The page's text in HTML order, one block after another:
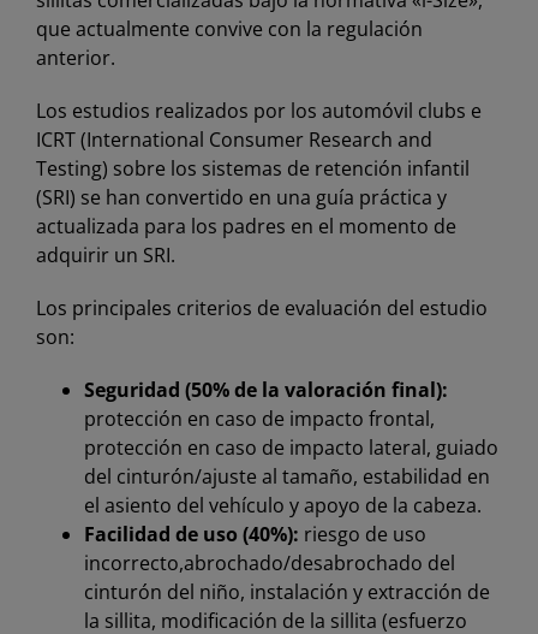
que actualmente convive con la regulación
anterior.
Los estudios realizados por los automóvil clubs e
ICRT (International Consumer Research and
Testing) sobre los sistemas de retención infantil
(SRI) se han convertido en una guía práctica y
actualizada para los padres en el momento de
adquirir un SRI.
Los principales criterios de evaluación del estudio
son:
Seguridad (50% de la valoración final):
protección en caso de impacto frontal,
protección en caso de impacto lateral, guiado
del cinturón/ajuste al tamaño, estabilidad en
el asiento del vehículo y apoyo de la cabeza.
Facilidad de uso (40%): riesgo de uso
incorrecto,abrochado/desabrochado del
cinturón del niño, instalación y extracción de
la sillita, modificación de la sillita (esfuerzo